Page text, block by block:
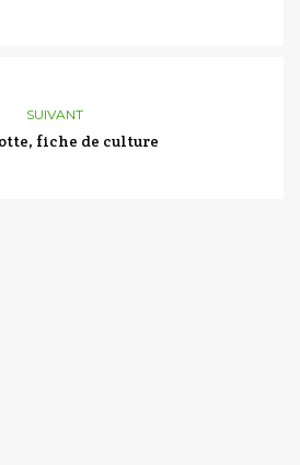
SUIVANT
fiche de culture